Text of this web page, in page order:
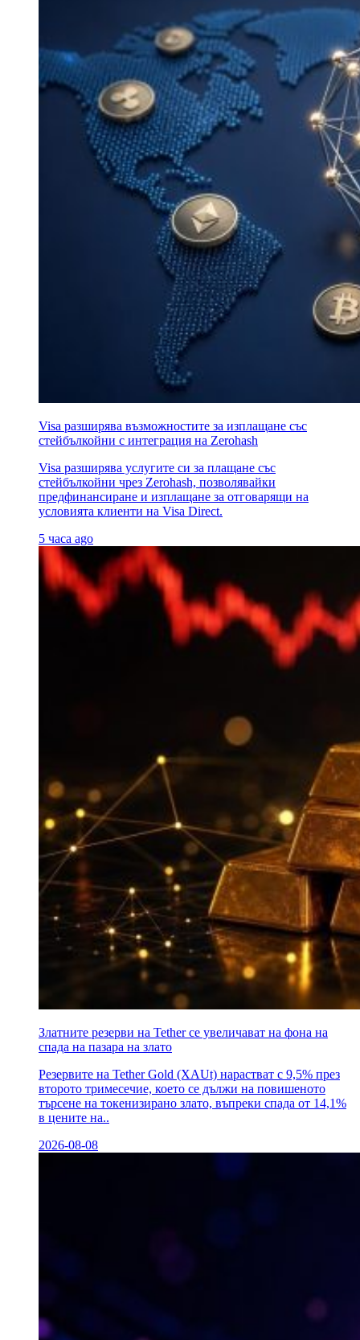
Visa разширява възможностите за изплащане със
стейбълкойни с интеграция на Zerohash
Visa разширява услугите си за плащане със
стейбълкойни чрез Zerohash, позволявайки
предфинансиране и изплащане за отговарящи на
условията клиенти на Visa Direct.
5 часа ago
Златните резерви на Tether се увеличават на фона на
спада на пазара на злато
Резервите на Tether Gold (XAUt) нарастват с 9,5% през
второто тримесечие, което се дължи на повишеното
търсене на токенизирано злато, въпреки спада от 14,1%
в цените на..
2026-08-08